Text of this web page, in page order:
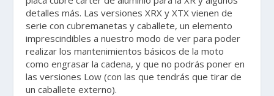
detalles más. Las versiones XRX y XTX vienen de
serie con cubremanetas y caballete, un elemento
imprescindibles a nuestro modo de ver para poder
realizar los mantenimientos básicos de la moto
como engrasar la cadena, y que no podrás poner en
las versiones Low (con las que tendrás que tirar de
un caballete externo).